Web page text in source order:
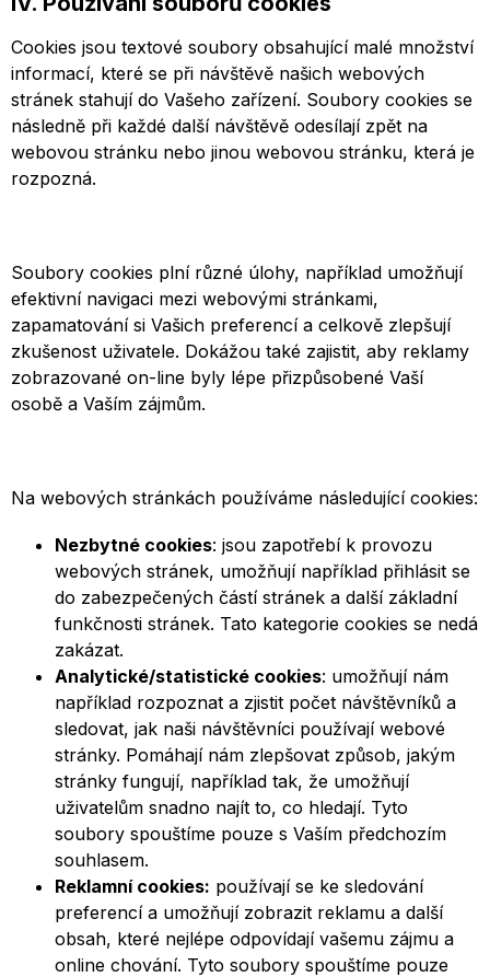
Cookies jsou textové soubory obsahující malé množství
informací, které se při návštěvě našich webových
stránek stahují do Vašeho zařízení. Soubory cookies se
následně při každé další návštěvě odesílají zpět na
webovou stránku nebo jinou webovou stránku, která je
rozpozná.
Soubory cookies plní různé úlohy, například umožňují
efektivní navigaci mezi webovými stránkami,
zapamatování si Vašich preferencí a celkově zlepšují
zkušenost uživatele. Dokážou také zajistit, aby reklamy
zobrazované on-line byly lépe přizpůsobené Vaší
osobě a Vaším zájmům.
Na webových stránkách používáme následující cookies:
Nezbytné cookies: jsou zapotřebí k provozu
webových stránek, umožňují například přihlásit se
do zabezpečených částí stránek a další základní
funkčnosti stránek. Tato kategorie cookies se nedá
zakázat.
Analytické/statistické cookies: umožňují nám
například rozpoznat a zjistit počet návštěvníků a
sledovat, jak naši návštěvníci používají webové
stránky. Pomáhají nám zlepšovat způsob, jakým
stránky fungují, například tak, že umožňují
uživatelům snadno najít to, co hledají. Tyto
soubory spouštíme pouze s Vaším předchozím
souhlasem.
Reklamní cookies: používají se ke sledování
preferencí a umožňují zobrazit reklamu a další
obsah, které nejlépe odpovídají vašemu zájmu a
online chování. Tyto soubory spouštíme pouze